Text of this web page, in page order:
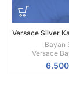
Versace Silver
UnisexBayan
Versace